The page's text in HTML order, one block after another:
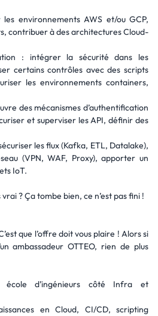
environnements AWS et/ou GCP,
contribuer à des architectures Cloud-
: intégrer la sécurité dans les
certains contrôles avec des scripts
les environnements containers,
des mécanismes d’authentification
et superviser les API, définir des
les flux (Kafka, ETL, Datalake),
(VPN, WAF, Proxy), apporter un
IoT.
? Ça tombe bien, ce n’est pas fini !
que l’offre doit vous plaire ! Alors si
ambassadeur OTTEO, rien de plus
école d’ingénieurs côté Infra et
en Cloud, CI/CD, scripting